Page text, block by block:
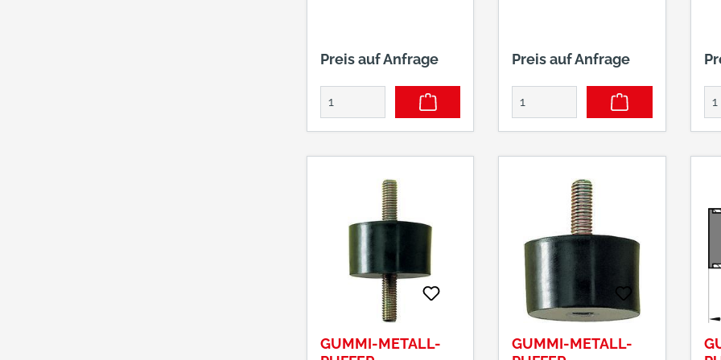
Preis auf Anfrage Preis auf Anfrage
GUMMI-METALL-
GUMMI-METALL-